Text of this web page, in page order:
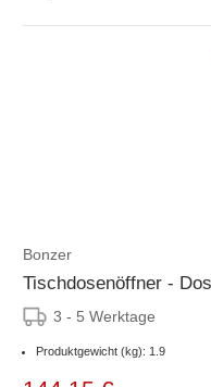
Bonzer
Tischdosenöffner -
3 - 5 Werktage
Produktgewicht (kg): 1.9